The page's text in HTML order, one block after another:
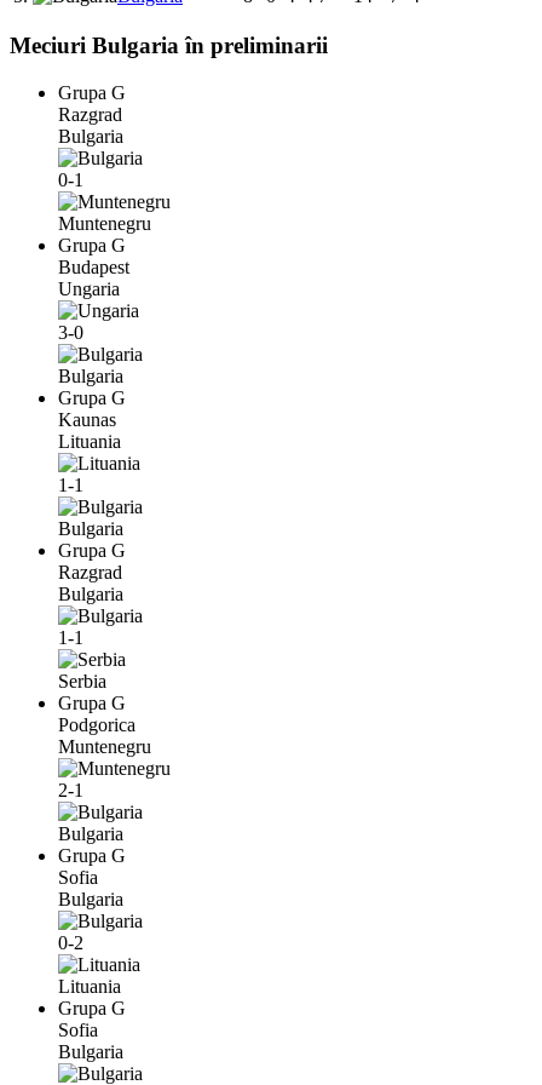
Meciuri Bulgaria în preliminarii
Grupa G
Razgrad
Bulgaria
0-1
Muntenegru
Grupa G
Budapest
Ungaria
3-0
Bulgaria
Grupa G
Kaunas
Lituania
1-1
Bulgaria
Grupa G
Razgrad
Bulgaria
1-1
Serbia
Grupa G
Podgorica
Muntenegru
2-1
Bulgaria
Grupa G
Sofia
Bulgaria
0-2
Lituania
Grupa G
Sofia
Bulgaria